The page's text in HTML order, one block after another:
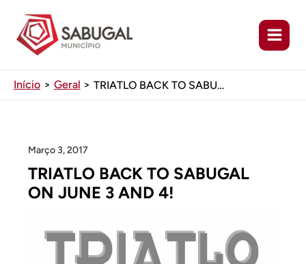
conteúdo
Início Geral TRIATLO BACK TO SABUGAL ON JUNE 3 AND 4!
Março 3, 2017
TRIATLO BACK TO SABUGAL
ON JUNE 3 AND 4!